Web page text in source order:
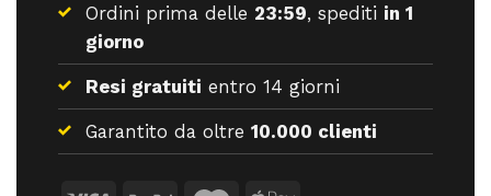
Ordini prima delle 23:59, spediti in 1
giorno
Resi gratuiti entro 14 giorni
Garantito da oltre 10.000 clienti